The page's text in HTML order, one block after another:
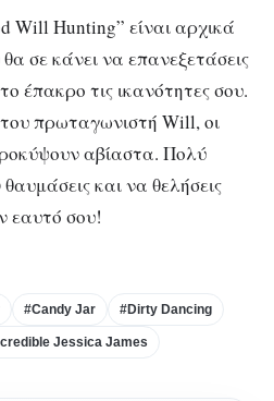
Will Hunting” είναι αρχικά
θα σε κάνει να επανεξετάσεις
έπακρο τις ικανότητες σου.
πρωταγωνιστή Will, οι
αβίαστα. Πολύ
και να θελήσεις
εαυτό σου!
#Candy Jar #Dirty Dancing
Jessica James